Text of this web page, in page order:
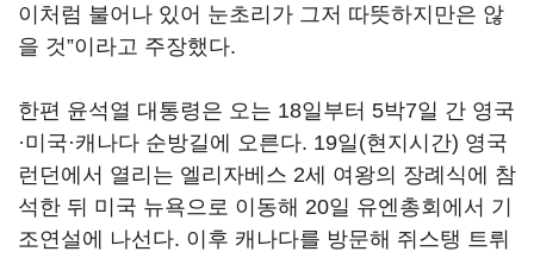
이처럼 불어나 있어 눈초리가 그저 따뜻하지만은 않
을 것”이라고 주장했다.
한편 윤석열 대통령은 오는 18일부터 5박7일 간 영국
·미국·캐나다 순방길에 오른다. 19일(현지시간) 영국
런던에서 열리는 엘리자베스 2세 여왕의 장례식에 참
석한 뒤 미국 뉴욕으로 이동해 20일 유엔총회에서 기
조연설에 나선다. 이후 캐나다를 방문해 쥐스탱 트뤼